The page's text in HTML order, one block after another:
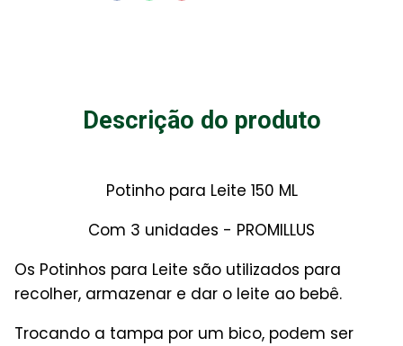
Descrição do produto
Potinho para Leite 150 ML
Com 3 unidades - PROMILLUS
Os Potinhos para Leite são utilizados para
recolher, armazenar e dar o leite ao bebê.
Trocando a tampa por um bico, podem ser